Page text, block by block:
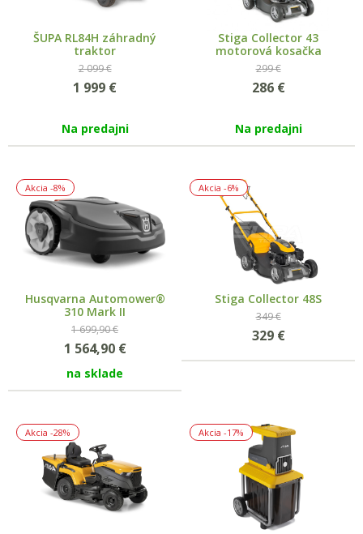
ŠUPA RL84H záhradný
traktor
2 099 €
1 999 €
Na predajni
Stiga Collector 43
motorová kosačka
299 €
286 €
Na predajni
Akcia -8%
Husqvarna Automower®
310 Mark II
1 699,90 €
1 564,90 €
na sklade
Akcia -6%
Stiga Collector 48S
349 €
329 €
Akcia -28% Akcia -17%